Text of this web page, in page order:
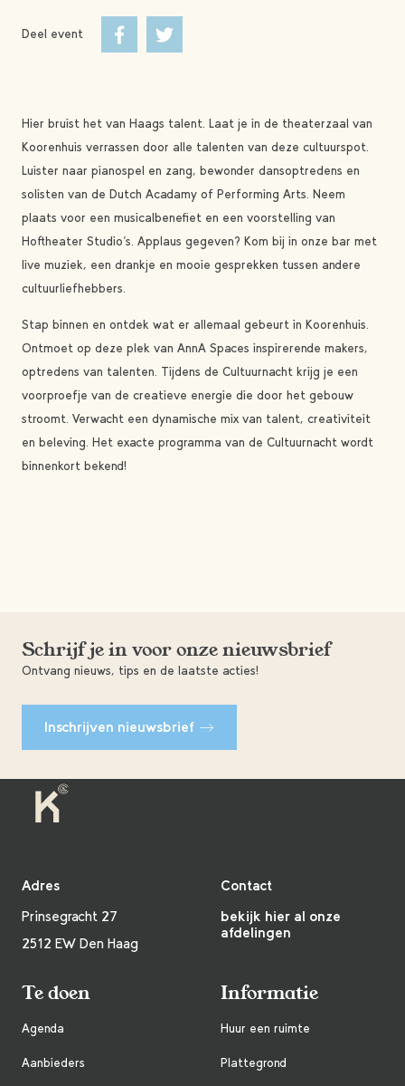
Deel event
Hier bruist het van Haags talent. Laat je in de theaterzaal van
Koorenhuis verrassen door alle talenten van deze cultuurspot.
Luister naar pianospel en zang, bewonder dansoptredens en
solisten van de Dutch Acadamy of Performing Arts. Neem
plaats voor een musicalbenefiet en een voorstelling van
Hoftheater Studio’s. Applaus gegeven? Kom bij in onze bar met
live muziek, een drankje en mooie gesprekken tussen andere
cultuurliefhebbers.
Stap binnen en ontdek wat er allemaal gebeurt in Koorenhuis.
Ontmoet op deze plek van AnnA Spaces inspirerende makers,
optredens van talenten. Tijdens de Cultuurnacht krijg je een
voorproefje van de creatieve energie die door het gebouw
stroomt. Verwacht een dynamische mix van talent, creativiteit
en beleving. Het exacte programma van de Cultuurnacht wordt
binnenkort bekend!
Schrijf je in voor onze nieuwsbrief
Ontvang nieuws, tips en de laatste acties!
Inschrijven nieuwsbrief
Adres
Prinsegracht 27
2512 EW Den Haag
Contact
bekijk hier al onze
afdelingen
Te doen
Agenda
Aanbieders
Informatie
Huur een ruimte
Plattegrond